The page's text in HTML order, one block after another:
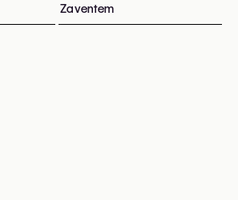
Zaventem